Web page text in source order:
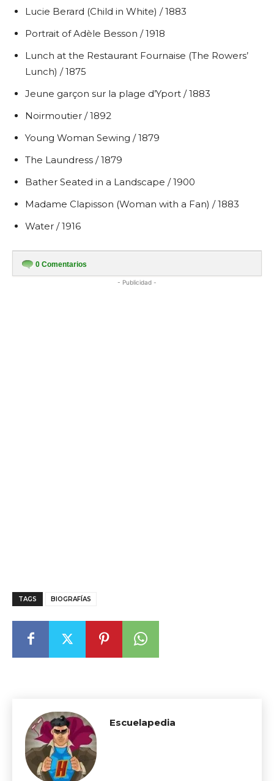
Lucie Berard (Child in White) / 1883
Portrait of Adèle Besson / 1918
Lunch at the Restaurant Fournaise (The Rowers’
Lunch) / 1875
Jeune garçon sur la plage d’Yport / 1883
Noirmoutier / 1892
Young Woman Sewing / 1879
The Laundress / 1879
Bather Seated in a Landscape / 1900
Madame Clapisson (Woman with a Fan) / 1883
Water / 1916
0 Comentarios
- Publicidad -
TAGS BIOGRAFÍAS
Escuelapedia